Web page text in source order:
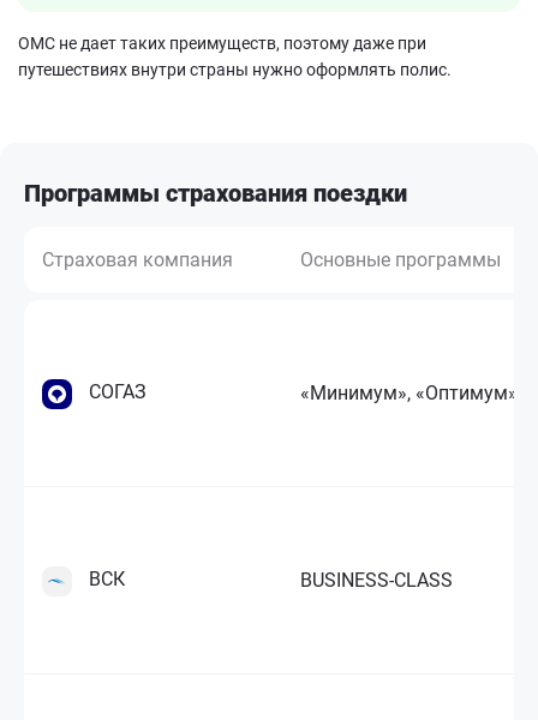
ОМС не дает таких преимуществ, поэтому даже при
путешествиях внутри страны нужно оформлять полис.
Программы страхования поездки
Страховая компания Основные программы
СОГАЗ «Минимум», «Оптимум»
ВСК BUSINESS-CLASS